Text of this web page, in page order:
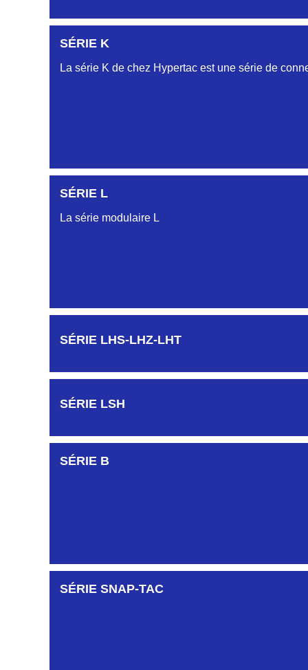
SÉRIE K
La série K de chez Hypertac est une série de
SÉRIE L
La série modulaire L
SÉRIE LHS-LHZ-LHT
SÉRIE LSH
SÉRIE B
SÉRIE SNAP-TAC